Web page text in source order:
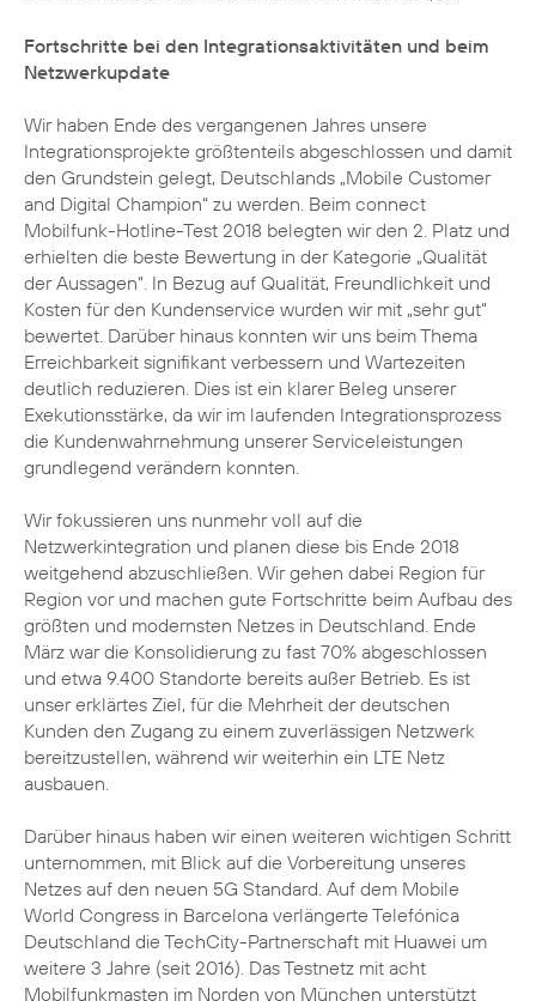
Fortschritte bei den Integrationsaktivitäten und beim
Netzwerkupdate
Wir haben Ende des vergangenen Jahres unsere
Integrationsprojekte größtenteils abgeschlossen und damit
den Grundstein gelegt, Deutschlands „Mobile Customer
and Digital Champion“ zu werden. Beim connect
Mobilfunk-Hotline-Test 2018 belegten wir den 2. Platz und
erhielten die beste Bewertung in der Kategorie „Qualität
der Aussagen“. In Bezug auf Qualität, Freundlichkeit und
Kosten für den Kundenservice wurden wir mit „sehr gut“
bewertet. Darüber hinaus konnten wir uns beim Thema
Erreichbarkeit signifikant verbessern und Wartezeiten
deutlich reduzieren. Dies ist ein klarer Beleg unserer
Exekutionsstärke, da wir im laufenden Integrationsprozess
die Kundenwahrnehmung unserer Serviceleistungen
grundlegend verändern konnten.
Wir fokussieren uns nunmehr voll auf die
Netzwerkintegration und planen diese bis Ende 2018
weitgehend abzuschließen. Wir gehen dabei Region für
Region vor und machen gute Fortschritte beim Aufbau des
größten und modernsten Netzes in Deutschland. Ende
März war die Konsolidierung zu fast 70% abgeschlossen
und etwa 9.400 Standorte bereits außer Betrieb. Es ist
unser erklärtes Ziel, für die Mehrheit der deutschen
Kunden den Zugang zu einem zuverlässigen Netzwerk
bereitzustellen, während wir weiterhin ein LTE Netz
ausbauen.
Darüber hinaus haben wir einen weiteren wichtigen Schritt
unternommen, mit Blick auf die Vorbereitung unseres
Netzes auf den neuen 5G Standard. Auf dem Mobile
World Congress in Barcelona verlängerte Telefónica
Deutschland die TechCity-Partnerschaft mit Huawei um
weitere 3 Jahre (seit 2016). Das Testnetz mit acht
Mobilfunkmasten im Norden von München unterstützt